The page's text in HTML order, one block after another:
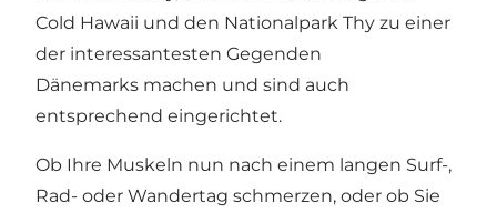
Cold Hawaii und den Nationalpark Thy zu einer
der interessantesten Gegenden
Dänemarks machen und sind auch
entsprechend eingerichtet.
Ob Ihre Muskeln nun nach einem langen Surf-,
Rad- oder Wandertag schmerzen, oder ob Sie